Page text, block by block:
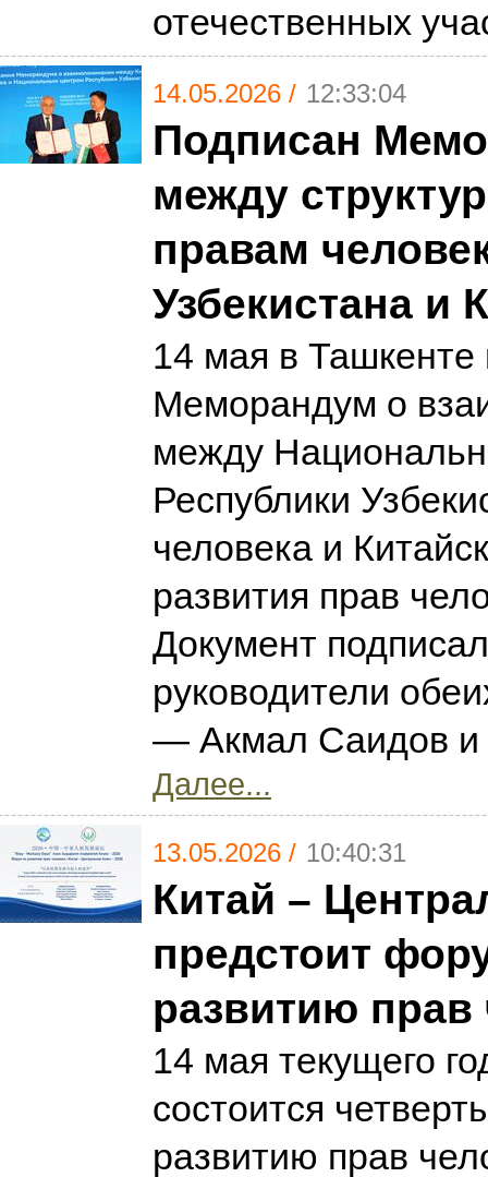
отечественных
14.05.2026 / 12:33:04
Подписан
между
правам
Узбекистана и
14 мая в Ташкенте
Меморандум о
между
Республики
человека и
развития прав
Документ
руководители
— Акмал Саидов и
Далее...
13.05.2026 / 10:40:31
Китай –
предстоит
развитию прав
14 мая текущего
состоится
развитию прав